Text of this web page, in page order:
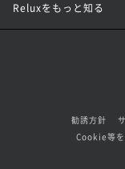
Reluxをもっと知る
勧誘方針
Cookie等を